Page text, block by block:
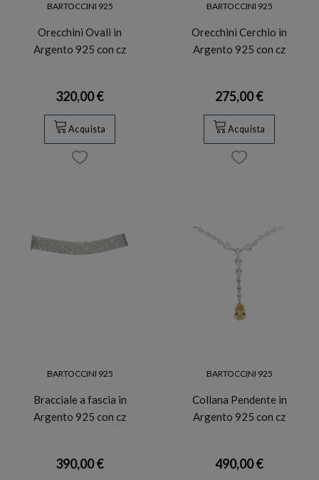
BARTOCCINI 925
Orecchini Ovali in
Argento 925 con cz
320,00 €
Acquista
BARTOCCINI 925
Orecchini Cerchio in
Argento 925 con cz
275,00 €
Acquista
BARTOCCINI 925
Bracciale a fascia in
Argento 925 con cz
390,00 €
BARTOCCINI 925
Collana Pendente in
Argento 925 con cz
490,00 €